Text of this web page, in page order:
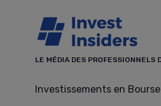
LE MÉDIA DES PROFESSIONNELS
Investissements en Bourse